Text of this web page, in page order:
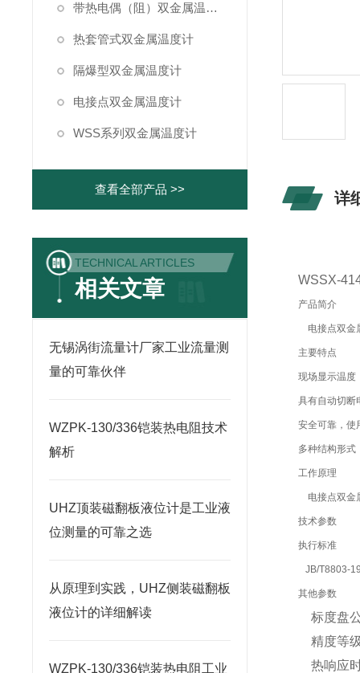
带热电偶（阻）双金属温度计
热套管式双金属温度计
隔爆型双金属温度计
电接点双金属温度计
WSS系列双金属温度计
查看全部产品 >>
TECHNICAL ARTICLES
相关文章
无锡涡街流量计厂家工业流量测
量的可靠伙伴
WZPK-130/336铠装热电阻技术
解析
UHZ顶装磁翻板液位计是工业液
位测量的可靠之选
从原理到实践，UHZ侧装磁翻板
液位计的详细解读
WZPK-130/336铠装热电阻工业
详
WSSX-
产品简介
电接点双金
主要特点
现场显示温度
具有自动切断
安全可靠，使
多种结构形式
工作原理
电接点双金
技术参数
执行标准
JB/T8803-
其他参数
标度盘
精度等
热响应